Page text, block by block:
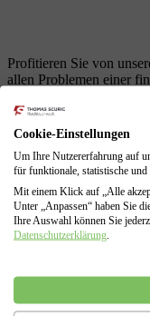
Profitieren Sie von
allen Problemen einer
Schuldenberatung
Führung
Erarbeitung von
Vertretung
Insolvenzverwalter
Cookie-Einstellungen
Um Ihre Nutzererfahrung auf
für funktionale, statistische und
Mit einem Klick auf „Alle
Unter „Anpassen“ haben Sie
Ihre Auswahl können Sie
Datenschutzerklärung